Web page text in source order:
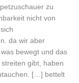
zu
nicht von
da wir aber
bewegt und das
gibt, haben
[…] bettelt